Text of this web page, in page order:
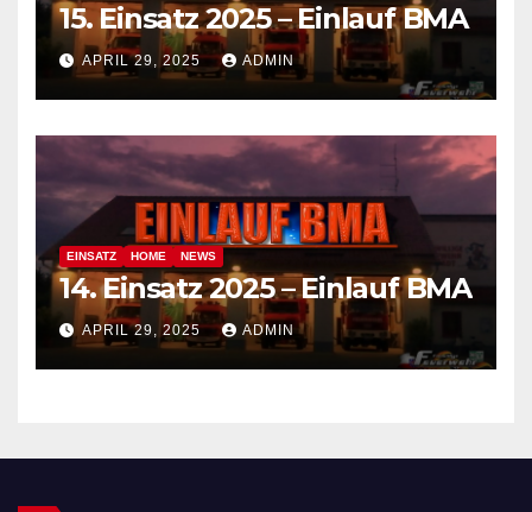
15. Einsatz 2025 – Einlauf BMA
APRIL 29, 2025 ADMIN
EINSATZ HOME NEWS
14. Einsatz 2025 – Einlauf BMA
APRIL 29, 2025 ADMIN